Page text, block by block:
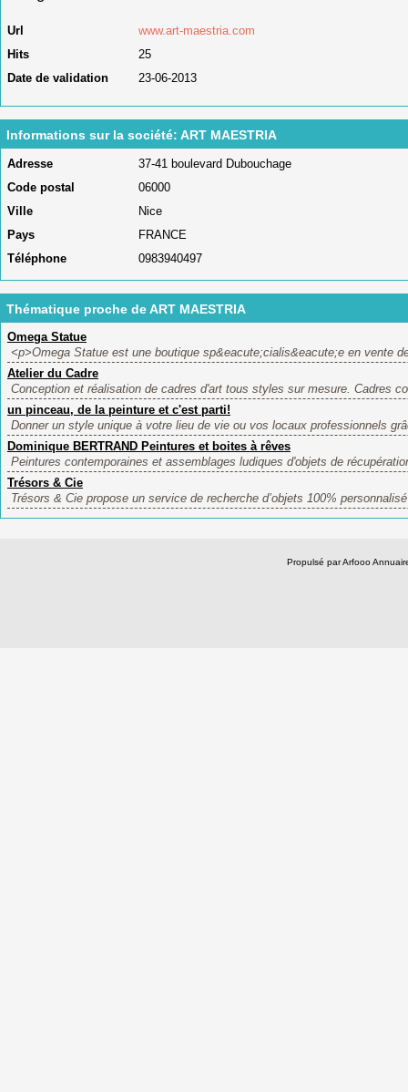
Url
www.art-maestria.com
Hits
25
Date de validation
23-06-2013
Informations sur la société: ART MAESTRIA
Adresse
37-41 boulevard Dubouchage
Code postal
06000
Ville
Nice
Pays
FRANCE
Téléphone
0983940497
Thématique proche de ART MAESTRIA
Omega Statue
<p>Omega Statue est une boutique sp&eacute;cialis&eacute;e en vente
Atelier du Cadre
Conception et réalisation de cadres d'art tous styles sur mesure. Cadres
un pinceau, de la peinture et c'est parti!
Donner un style unique à votre lieu de vie ou vos locaux professionnels
Dominique BERTRAND Peintures et boites à rêves
Peintures contemporaines et assemblages ludiques d'objets de
Trésors & Cie
Trésors & Cie propose un service de recherche d’objets 100%
Propulsé par Arfooo